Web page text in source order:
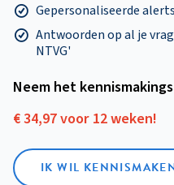
Gepersonaliseerde
Antwoorden op al je
NTVG'
Neem het
€ 34,97 voor 12 weken!
IK WIL